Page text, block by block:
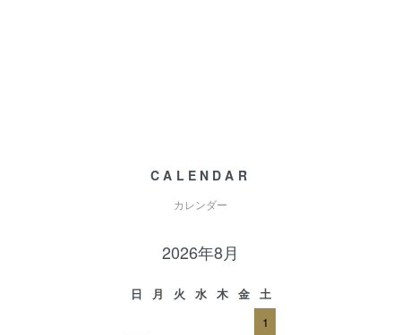
CALENDAR
カレンダー
2026年8月
日 月 火 水 木 金
土
1